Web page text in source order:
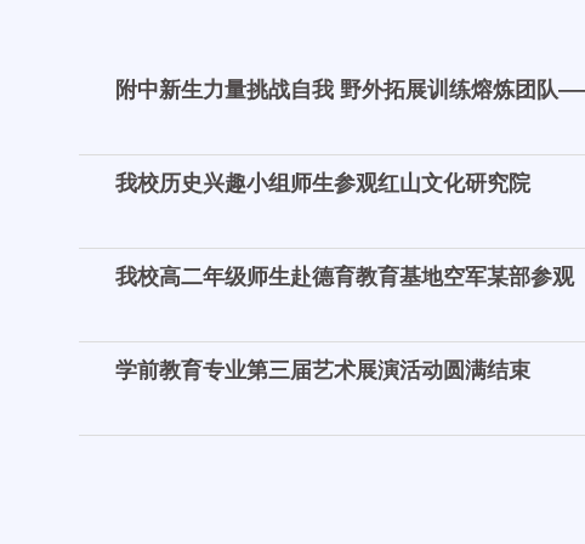
附中新生力量挑战自我 野外拓展训练熔炼团队
我校历史兴趣小组师生参观红山文化研究院
我校高二年级师生赴德育教育基地空军某部参观
学前教育专业第三届艺术展演活动圆满结束